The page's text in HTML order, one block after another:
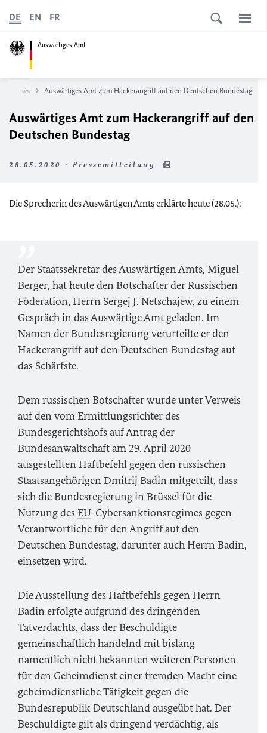
Auswärtiges Amt
DE EN FR
News Auswärtiges Amt zum Hackerangriff auf den Deutschen Bundestag
Auswärtiges Amt zum Hackerangriff auf den
Deutschen Bundestag
28.05.2020 - Pressemitteilung
Die Sprecherin des Auswärtigen Amts erklärte heute (28.05.):
Der Staatssekretär des Auswärtigen Amts, Miguel
Berger, hat heute den Botschafter der Russischen
Föderation, Herrn Sergej J. Netschajew, zu einem
Gespräch in das Auswärtige Amt geladen. Im
Namen der Bundesregierung verurteilte er den
Hackerangriff auf den Deutschen Bundestag auf
das Schärfste.
Dem russischen Botschafter wurde unter Verweis
auf den vom Ermittlungsrichter des
Bundesgerichtshofs auf Antrag der
Bundesanwaltschaft am 29. April 2020
ausgestellten Haftbefehl gegen den russischen
Staatsangehörigen Dmitrij Badin mitgeteilt, dass
sich die Bundesregierung in Brüssel für die
Nutzung des EU-Cybersanktionsregimes gegen
Verantwortliche für den Angriff auf den
Deutschen Bundestag, darunter auch Herrn Badin,
einsetzen wird.
Die Ausstellung des Haftbefehls gegen Herrn
Badin erfolgte aufgrund des dringenden
Tatverdachts, dass der Beschuldigte
gemeinschaftlich handelnd mit bislang
namentlich nicht bekannten weiteren Personen
für den Geheimdienst einer fremden Macht eine
geheimdienstliche Tätigkeit gegen die
Bundesrepublik Deutschland ausgeübt hat. Der
Beschuldigte gilt als dringend verdächtig, als